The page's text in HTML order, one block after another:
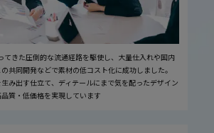
きた圧倒的な流通経路を駆使し、大量仕入れや国内
共同開発などで素材の低コスト化に成功しました。
み出す仕立て、ディテールにまで気を配ったデザイン
質・低価格を実現しています